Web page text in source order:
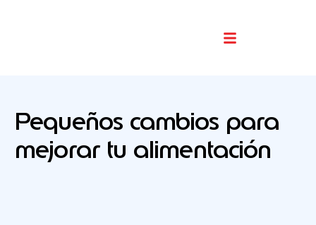
Pequeños cambios para
mejorar tu alimentación